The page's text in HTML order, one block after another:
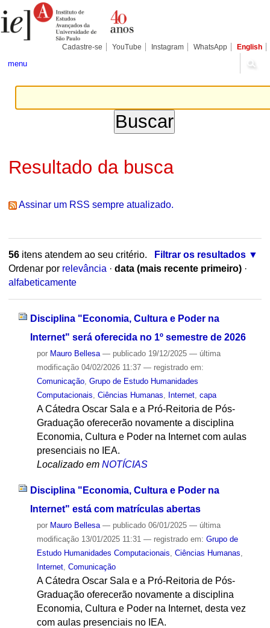
para
conteúdo.
Pessoais
Cadastre-se YouTube Instagram WhatsApp English
menu
Resultado da busca
Assinar um RSS sempre atualizado.
56itens atendem ao seu critério.
Filtrar os resultados
Ordenar por relevância · data (mais recente primeiro) ·
alfabeticamente
Disciplina "Economia, Cultura e Poder na
Internet" será oferecida no 1º semestre de 2026
por Mauro Bellesa — publicado19/12/2025 — última
modificação04/02/2026 11:37 — registrado em:
Comunicação, Grupo de Estudo Humanidades
Computacionais Ciências Humanas Internet, capa
A Cátedra Oscar Sala e a Pró-Reitoria de Pós-
Graduação oferecerão novamente a disciplina
Economia, Cultura e Poder na Internet com aulas
presenciais no IEA.
Localizado em NOTÍCIAS
Disciplina "Economia, Cultura e Poder na
Internet" está com matrículas abertas
por Mauro Bellesa — publicado06/01/2025 — última
modificação13/01/2025 11:31 — registrado em: Grupo de
Estudo Humanidades Computacionais Ciências Humanas
Internet, Comunicação
A Cátedra Oscar Sala e a Pró-Reitoria de Pós-
Graduação oferecerão novamente a disciplina
Economia, Cultura e Poder na Internet, desta vez
com aulas presenciais no IEA.